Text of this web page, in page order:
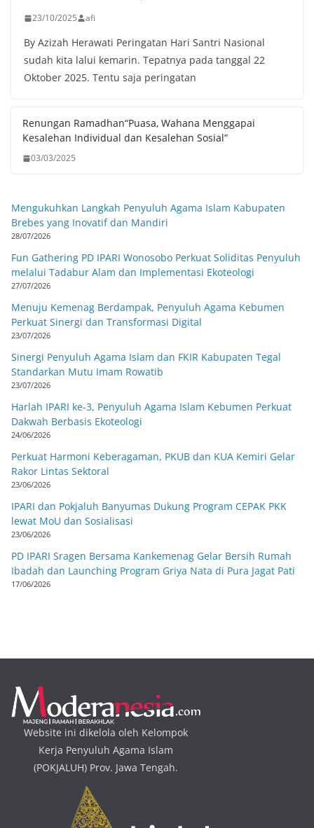
23/10/2025 afi
By Azizah Herawati Peringatan Hari Santri Nasional
sudah kita lalui kemarin. Tepatnya pada tanggal 22
Oktober 2025. Tentu saja peringatan
Renungan Ramadhan“Puasa, Wahana Menggapai
Kesalehan Individual dan Kesalehan Sosial”
03/03/2025
Mengukuhkan Langkah Penyuluh Agama Islam Kabupaten
Brebes yang Inovatif dan Mandiri
28/07/2026
Fun Gathering PD IPARI Wonosobo Perkuat Soliditas Penyuluh
melalui Tadabur Alam dan Implementasi Ekoteologi
27/07/2026
Menuju Kemenag Berdampak, Penyuluh Agama Kebumen
Perkuat Sinergi dan Transformasi Digital
23/07/2026
Sinergi Penyuluh Agama Islam dan FKIR Kabupaten Tegal
Standarkan Mutu Imam Rowatib
23/07/2026
Harlah IPARI ke-3, Penyuluh Agama Islam Kebumen Perkuat
Dakwah Berbasis Ekoteologi
24/06/2026
Perkuat Harmoni Keberagaman, PKUB dan KUA Kemiri Gelar
Rakor Lintas Sektoral
23/06/2026
IPARI dan Pokjaluh Banyumas Dukung Program CEPAK PKK
lewat MoU dan Sosialisasi
23/06/2026
PD IPARI Sragen Bersama Kankemenag Gelar Bersih Rumah
Ibadah dan Launching Program Griya Nata di Pura Jagat Pati
17/06/2026
Website ini dikelola oleh Kelompok
Kerja Penyuluh Agama Islam
(POKJALUH) Prov. Jawa Tengah.